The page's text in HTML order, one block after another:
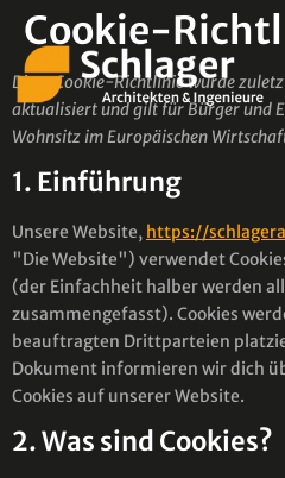
Cookie-
Diese Cookie-Richtlinie wurde
aktualisiert und gilt für Bürger und
Wohnsitz im Europäischen
1. Einführung
Unsere Website, https://
"Die Website") verwendet
(der Einfachheit halber werden
zusammengefasst). Cookies
beauftragten Drittparteien
Dokument informieren wir dich
Cookies auf unserer Website.
2. Was sind Cookies?